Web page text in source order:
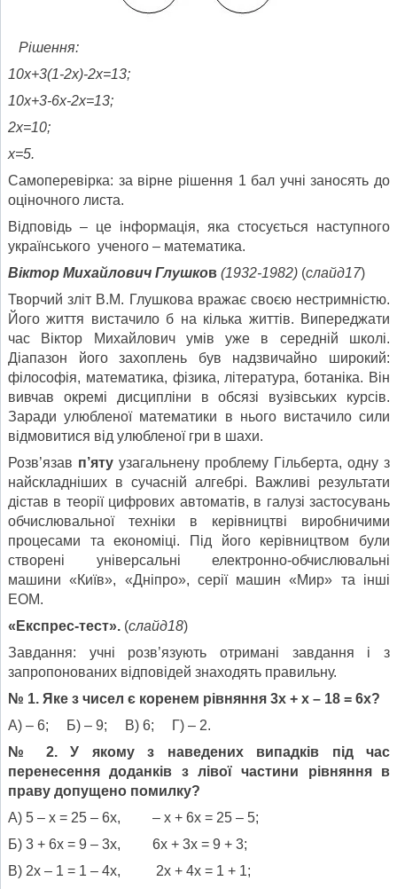
Рішення:
10х+3(1-2х)-2х=13;
10х+3-6х-2х=13;
2х=10;
х=5.
Самоперевірка: за вірне рішення 1 бал учні заносять до
оціночного листа.
Відповідь – це інформація, яка стосується наступного
українського ученого – математика.
Віктор Михайлович Глушков (1932-1982) (слайд17)
Творчий зліт В.М. Глушкова вражає своєю нестримністю.
Його життя вистачило б на кілька життів. Випереджати
час Віктор Михайлович умів уже в середній школі.
Діапазон його захоплень був надзвичайно широкий:
філософія, математика, фізика, література, ботаніка. Він
вивчав окремі дисципліни в обсязі вузівських курсів.
Заради улюбленої математики в нього вистачило сили
відмовитися від улюбленої гри в шахи.
Розв’язав п’яту узагальнену проблему Гільберта, одну з
найскладніших в сучасній алгебрі. Важливі результати
дістав в теорії цифрових автоматів, в галузі застосувань
обчислювальної техніки в керівництві виробничими
процесами та економіці. Під його керівництвом були
створені універсальні електронно-обчислювальні
машини «Київ», «Дніпро», серії машин «Мир» та інші
ЕОМ.
«Експрес-тест». (слайд18)
Завдання: учні розв’язують отримані завдання і з
запропонованих відповідей знаходять правильну.
№ 1. Яке з чисел є коренем рівняння 3х + х – 18 = 6х?
А) – 6; Б) – 9; В) 6; Г) – 2.
№ 2. У якому з наведених випадків під час
перенесення доданків з лівої частини рівняння в
праву допущено помилку?
А) 5 – х = 25 – 6х, – х + 6х = 25 – 5;
Б) 3 + 6х = 9 – 3х, 6х + 3х = 9 + 3;
В) 2х – 1 = 1 – 4х, 2х + 4х = 1 + 1;